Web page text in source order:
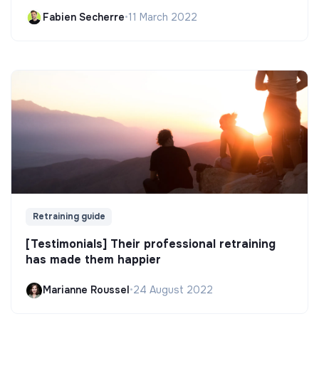
Fabien Secherre•11 March 2022
Retraining guide
[Testimonials] Their professional retraining
has made them happier
Marianne Roussel•24 August 2022